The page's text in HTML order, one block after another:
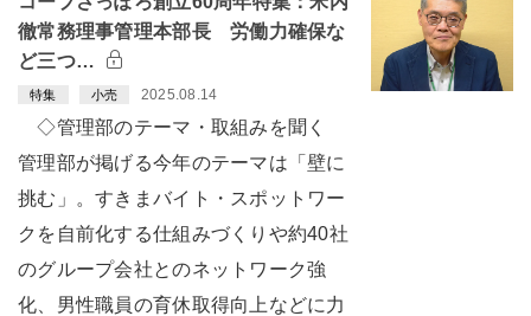
徹常務理事管理本部長 労働力確保な
ど三つ…
特集 小売 2025.08.14
◇管理部のテーマ・取組みを聞く
管理部が掲げる今年のテーマは「壁に
挑む」。すきまバイト・スポットワー
クを自前化する仕組みづくりや約40社
のグループ会社とのネットワーク強
化、男性職員の育休取得向上などに力